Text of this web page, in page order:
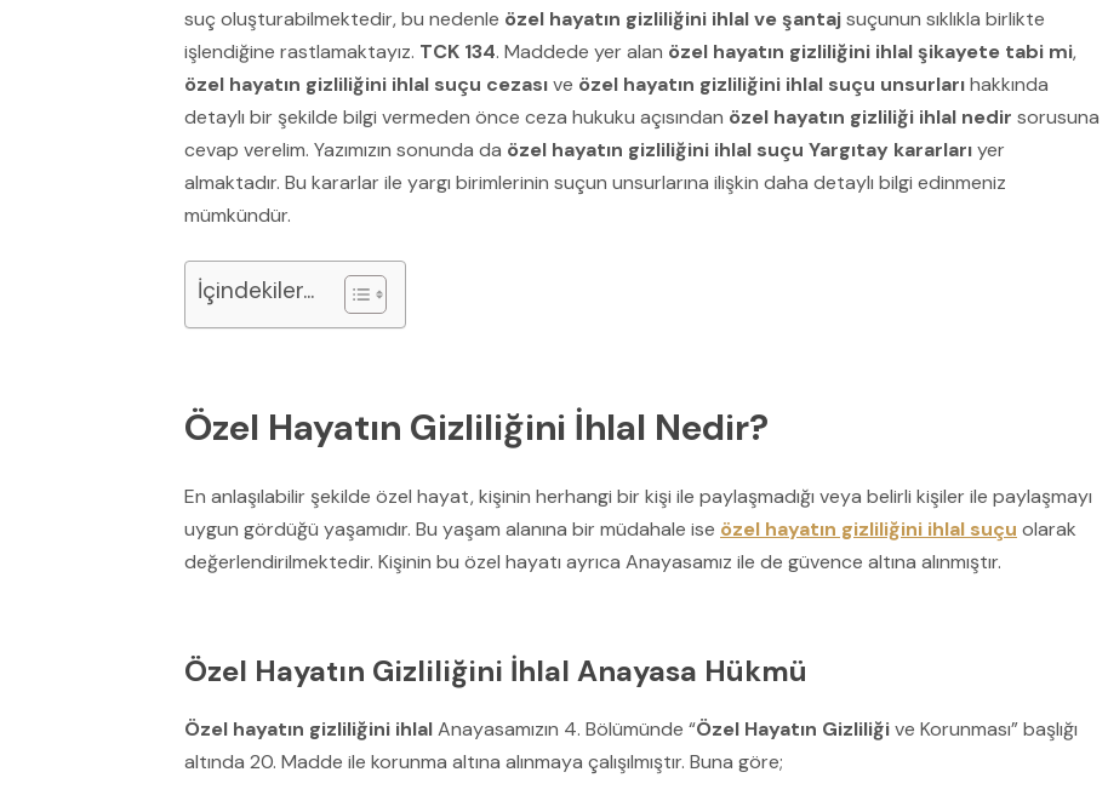
suç oluşturabilmektedir, bu nedenle özel hayatın gizliliğini ihlal ve şantajsuçunun sıklıkla birlikte
işlendiğine rastlamaktayız. TCK 134. Maddede yer alan özel hayatın gizliliğini ihlal şikayete tabi mi,
özel hayatın gizliliğini ihlal suçu cezasıve özel hayatın gizliliğini ihlal suçu unsurlarıhakkında
detaylı bir şekilde bilgi vermeden önce ceza hukuku açısından özel hayatın gizliliği ihlal nedir sorusuna
cevap verelim. Yazımızın sonunda da özel hayatın gizliliğini ihlal suçu Yargıtay kararlarıyer
almaktadır. Bu kararlar ile yargı birimlerinin suçun unsurlarına ilişkin daha detaylı bilgi edinmeniz
mümkündür.
İçindekiler...
Özel Hayatın Gizliliğini İhlal Nedir?
En anlaşılabilir şekilde özel hayat, kişinin herhangi bir kişi ile paylaşmadığı veya belirli kişiler ile paylaşmayı
uygun gördüğü yaşamıdır. Bu yaşam alanına bir müdahale ise özel hayatın gizliliğini ihlal suçu olarak
değerlendirilmektedir. Kişinin bu özel hayatı ayrıca Anayasamız ile de güvence altına alınmıştır.
Özel Hayatın Gizliliğini İhlal Anayasa Hükmü
Özel hayatın gizliliğini ihlalAnayasamızın 4. Bölümünde “Özel Hayatın Gizliliğive Korunması” başlığı
altında 20. Madde ile korunma altına alınmaya çalışılmıştır. Buna göre;